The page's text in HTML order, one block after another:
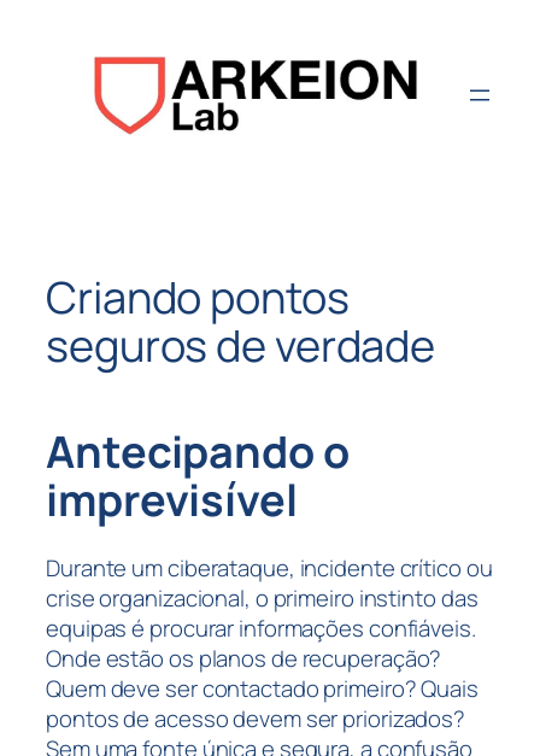
Criando pontos
seguros de verdade
Antecipando o
imprevisível
Durante um ciberataque, incidente crítico ou
crise organizacional, o primeiro instinto das
equipas é procurar informações confiáveis.
Onde estão os planos de recuperação?
Quem deve ser contactado primeiro? Quais
pontos de acesso devem ser priorizados?
Sem uma fonte única e segura, a confusão